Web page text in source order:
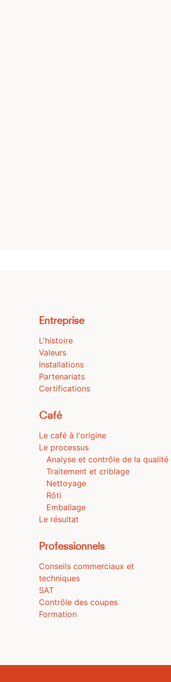
Entreprise
L'histoire
Valeurs
Installations
Partenariats
Certifications
Café
Le café à l'origine
Le processus
Analyse et contrôle de la qualité
Traitement et criblage
Nettoyage
Rôti
Emballage
Le résultat
Professionnels
Conseils commerciaux et
techniques
SAT
Contrôle des coupes
Formation